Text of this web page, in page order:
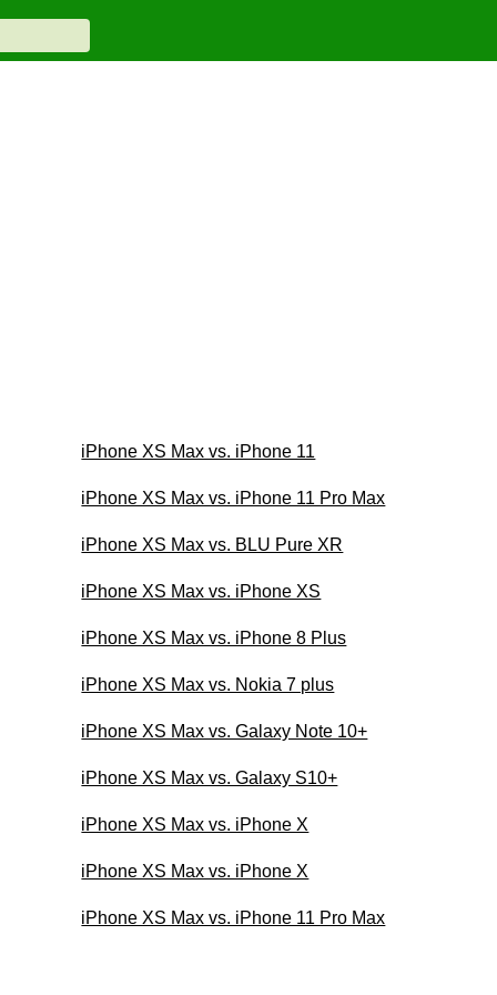
iPhone XS Max vs. iPhone 11
iPhone XS Max vs. iPhone 11 Pro Max
iPhone XS Max vs. BLU Pure XR
iPhone XS Max vs. iPhone XS
iPhone XS Max vs. iPhone 8 Plus
iPhone XS Max vs. Nokia 7 plus
iPhone XS Max vs. Galaxy Note 10+
iPhone XS Max vs. Galaxy S10+
iPhone XS Max vs. iPhone X
iPhone XS Max vs. iPhone X
iPhone XS Max vs. iPhone 11 Pro Max